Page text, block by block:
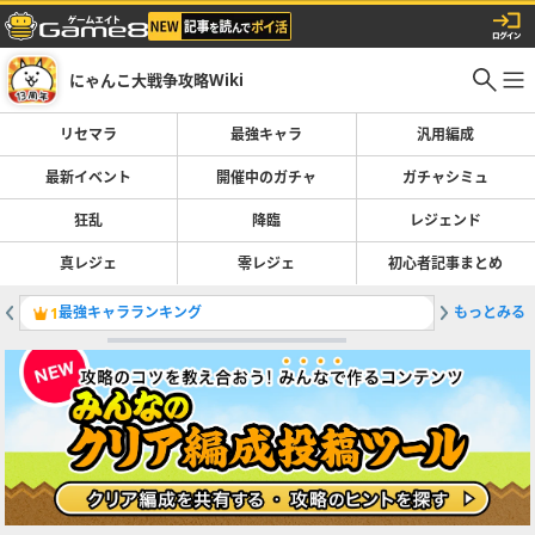
にゃんこ大戦争攻略Wiki
リセマラ 最強キャラ 汎用編成
最新イベント 開催中のガチャ ガチャシミュ
狂乱 降臨 レジェンド
真レジェ 零レジェ 初心者記事まとめ
1最強キャラランキング 2レジェ
もっとみる